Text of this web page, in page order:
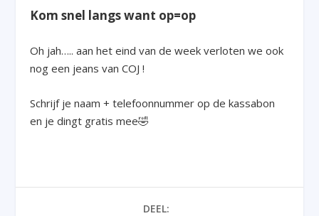
Kom snel langs want op=op
Oh jah….. aan het eind van de week verloten we ook
nog een jeans van COJ !
Schrijf je naam + telefoonnummer op de kassabon
en je dingt gratis mee🤣
DEEL: